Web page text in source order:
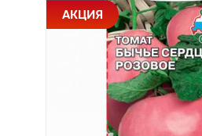
АКЦИЯ